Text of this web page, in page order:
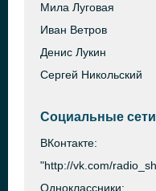
Мила Луговая
Иван Ветров
Денис Лукин
Сергей Никольский
Социальные сети
ВКонтакте:
"http://vk.com/
Одноклассники: